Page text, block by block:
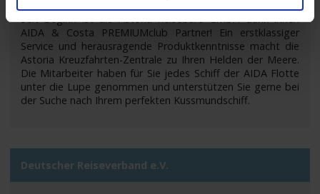
Seit Beginn ist die Astoria Reisebüro GmbH dank Ihnen
AIDA & Costa PREMIUMclub Partner! Ein erstklassiger
Service und herausragende Produktkenntnisse macht die
Astoria Kreuzfahrten-Zentrale zu Ihren Helden der Meere.
Die Mitarbeiter haben für Sie jedes Schiff der AIDA Flotte
unter die Lupe genommen und unterstützen Sie gerne bei
der Suche nach Ihrem perfekten Kussmundschiff.
Deutscher Reiseverband e.V.